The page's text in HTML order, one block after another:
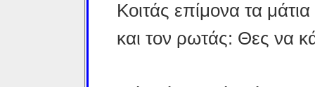
Κοιτάς επίμονα τα
και τον ρωτάς: Θες να